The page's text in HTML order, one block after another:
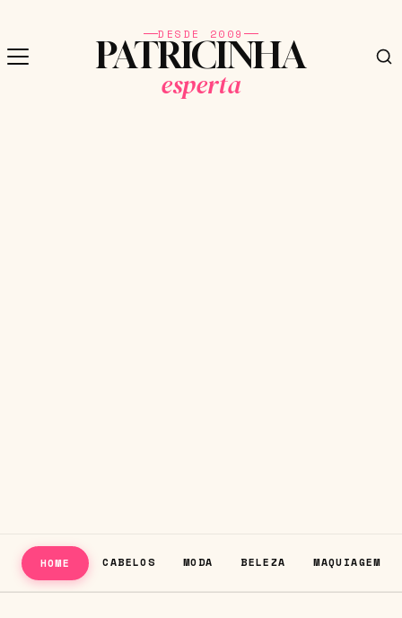
DESDE 2009
PATRICINHA
esperta
HOME CABELOS MODA BELEZA MAQUIAGEM